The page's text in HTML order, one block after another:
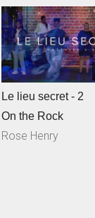
Le lieu secret - 2
On the Rock
Rose Henry